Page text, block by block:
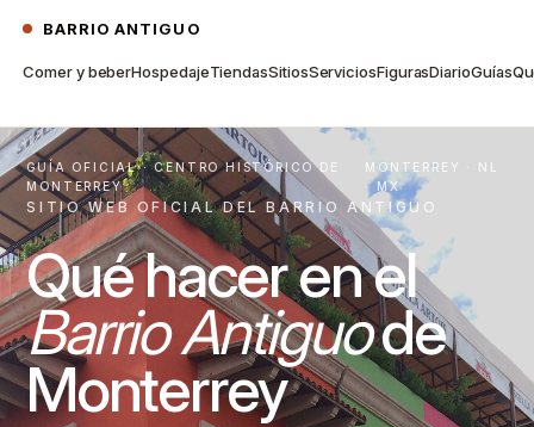
BARRIO ANTIGUO
Comer y beberHospedajeTiendasSitiosServiciosFigurasDiarioGuías
GUÍA OFICIAL · CENTRO HISTÓRICO DE
MONTERREY
MONTERREY · NL
· MX
SITIO WEB OFICIAL DEL BARRIO ANTIGUO
Qué hacer en el
Barrio Antiguode
Monterrey